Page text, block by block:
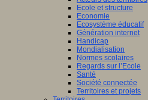
Ecole et structure
Economie
Ecosystème éducatif
Génération internet
Handicap
Mondialisation
Normes scolaires
Regards sur l’Ecole
Santé
Société connectée
Territoires et projets